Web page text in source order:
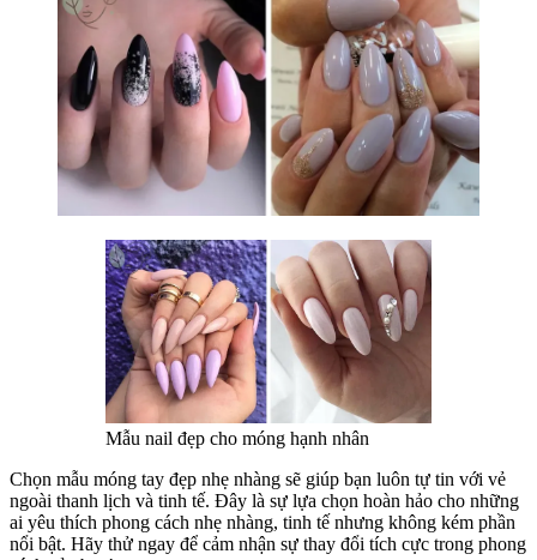
Mẫu nail đẹp cho móng hạnh nhân
Chọn mẫu móng tay đẹp nhẹ nhàng sẽ giúp bạn luôn tự tin với vẻ
ngoài thanh lịch và tinh tế. Đây là sự lựa chọn hoàn hảo cho những
ai yêu thích phong cách nhẹ nhàng, tinh tế nhưng không kém phần
nổi bật. Hãy thử ngay để cảm nhận sự thay đổi tích cực trong phong